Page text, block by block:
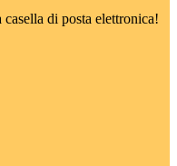
di posta elettronica!